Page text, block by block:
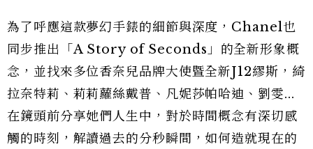
為了呼應這款夢幻手錶的細節與深度，Chanel也
同步推出「A Story of Seconds」的全新形象概
念，並找來多位香奈兒品牌大使暨全新J12繆斯，綺
拉奈特莉、莉莉蘿絲戴普、凡妮莎帕哈迪、劉雯...
在鏡頭前分享她們人生中，對於時間概念有深切感
觸的時刻，解讀過去的分秒瞬間，如何造就現在的